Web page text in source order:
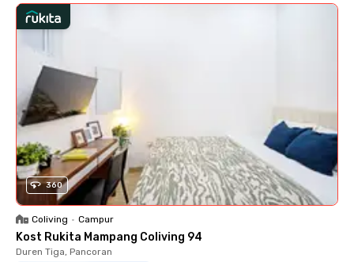
360
Coliving • Campur
Kost Rukita Mampang Coliving 94
Duren Tiga, Pancoran